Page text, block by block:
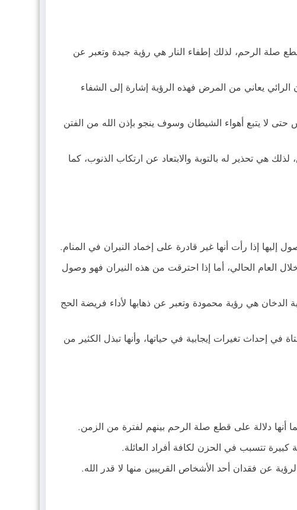
صلة الرحم، لذلك إطفاء النار هي رؤية جيدة وتعبر عن
يعاني من المرض فهذه الرؤية إشارة إلى الشفاء
لا يتبع أهواء الشيطان وسوف ينجو بإذن الله من الفتن
هي تحذير له بالتوبة والابتعاد عن ارتكاب الذنوب، كما
إذا رأت أنها غير قادرة على إخماد النيران في المنام.
العام الحالي، أما إذا احترقت من هذه النيران فهو وصول
الدخان هي رؤية محمودة وتعبر عن ذهابها لأداء فريضة الحج
في إحداث تغيرات إيجابية في حياتها، وأنها تبذل الكثير من
أنها دلالة على قطع صلة الرحم بينهم لفترة من الزمن.
تتسبب في الحزن لكافة أفراد العائلة.
عن فقدان أحد الأشخاص القريبين منها لا قدر الله.